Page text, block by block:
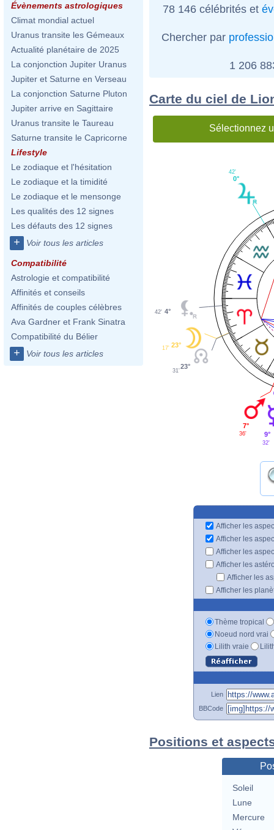
Évènements astrologiques
Climat mondial actuel
Uranus transite les Gémeaux
Actualité planétaire de 2025
La conjonction Jupiter Uranus
Jupiter et Saturne en Verseau
La conjonction Saturne Pluton
Jupiter arrive en Sagittaire
Uranus transite le Taureau
Saturne transite le Capricorne
Lifestyle
Le zodiaque et l'hésitation
Le zodiaque et la timidité
Le zodiaque et le mensonge
Les qualités des 12 signes
Les défauts des 12 signes
+ Voir tous les articles
Compatibilité
Astrologie et compatibilité
Affinités et conseils
Affinités de couples célèbres
Ava Gardner et Frank Sinatra
Compatibilité du Bélier
+ Voir tous les articles
78 146 célébrités et
Chercher par
1 206
Carte du ciel de
Sélectionnez
0°
42'
4°
42'
23°
17'
23°
31'
7°
36' 9°
32'
Afficher les
Afficher les
Afficher les
Afficher les
Afficher les
Afficher les
Thème tropical
Noeud nord vrai
Lilith vraie
Lien
BBCode
Positions et
Soleil
Lune
Mercure